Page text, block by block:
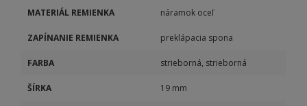
MATERIÁL REMIENKA náramok oceľ
ZAPÍNANIE REMIENKA preklápacia spona
FARBA strieborná, strieborná
ŠÍRKA 19 mm